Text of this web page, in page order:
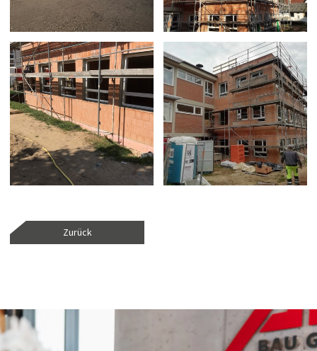
Zurück